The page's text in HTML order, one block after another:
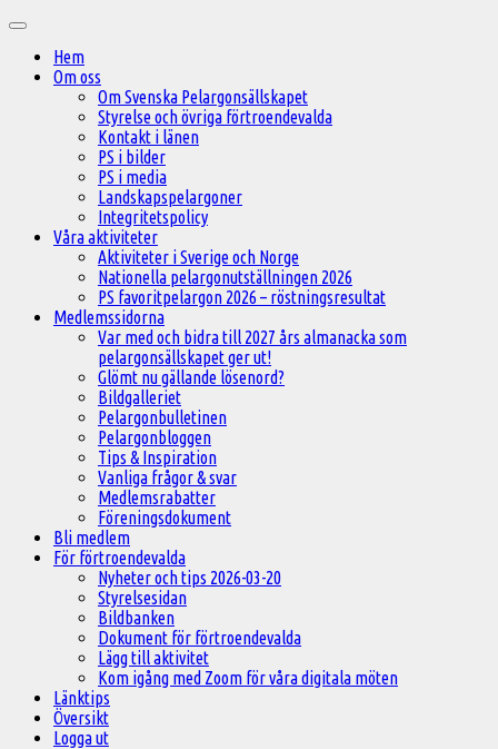
innehåll
Huvudmeny
Hem
Om oss
Om Svenska Pelargonsällskapet
Styrelse och övriga förtroendevalda
Kontakt i länen
PS i bilder
PS i media
Landskapspelargoner
Integritetspolicy
Våra aktiviteter
Aktiviteter i Sverige och Norge
Nationella pelargonutställningen 2026
PS favoritpelargon 2026 – röstningsresultat
Medlemssidorna
Var med och bidra till 2027 års almanacka som
pelargonsällskapet ger ut!
Glömt nu gällande lösenord?
Bildgalleriet
Pelargonbulletinen
Pelargonbloggen
Tips & Inspiration
Vanliga frågor & svar
Medlemsrabatter
Föreningsdokument
Bli medlem
För förtroendevalda
Nyheter och tips 2026-03-20
Styrelsesidan
Bildbanken
Dokument för förtroendevalda
Lägg till aktivitet
Kom igång med Zoom för våra digitala möten
Länktips
Översikt
Logga ut